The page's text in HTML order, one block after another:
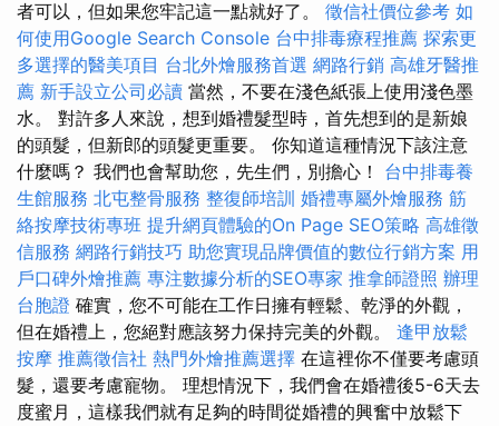
者可以，但如果您牢記這一點就好了。 徵信社價位參考 如
何使用Google Search Console 台中排毒療程推薦 探索更
多選擇的醫美項目 台北外燴服務首選 網路行銷 高雄牙醫推
薦 新手設立公司必讀 當然，不要在淺色紙張上使用淺色墨
水。 對許多人來說，想到婚禮髮型時，首先想到的是新娘
的頭髮，但新郎的頭髮更重要。 你知道這種情況下該注意
什麼嗎？ 我們也會幫助您，先生們，別擔心！ 台中排毒養
生館服務 北屯整骨服務 整復師培訓 婚禮專屬外燴服務 筋
絡按摩技術專班 提升網頁體驗的On Page SEO策略 高雄徵
信服務 網路行銷技巧 助您實現品牌價值的數位行銷方案 用
戶口碑外燴推薦 專注數據分析的SEO專家 推拿師證照 辦理
台胞證 確實，您不可能在工作日擁有輕鬆、乾淨的外觀，
但在婚禮上，您絕對應該努力保持完美的外觀。 逢甲放鬆
按摩 推薦徵信社 熱門外燴推薦選擇 在這裡你不僅要考慮頭
髮，還要考慮寵物。 理想情況下，我們會在婚禮後5-6天去
度蜜月，這樣我們就有足夠的時間從婚禮的興奮中放鬆下